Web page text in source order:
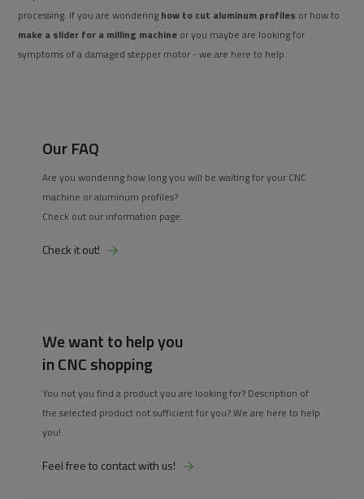
processing. If you are wondering how to cut aluminum profiles or how to
make a slider for a milling machine or you maybe are looking for
symptoms of a damaged stepper motor - we are here to help.
Our FAQ
Are you wondering how long you will be waiting for your CNC
machine or aluminum profiles?
Check out our information page.
Check it out!
We want to help you
in CNC shopping
You not you find a product you are looking for? Description of
the selected product not sufficient for you? We are here to help
you!
Feel free to contact with us!